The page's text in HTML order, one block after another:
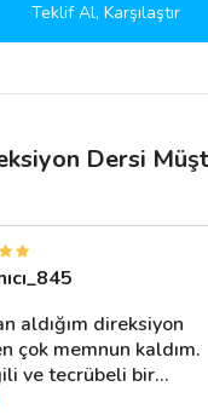
Teklif Al, Karşılaştır
Dersi
aldığım direksiyon
çok memnun kaldım.
ve tecrübeli bir…